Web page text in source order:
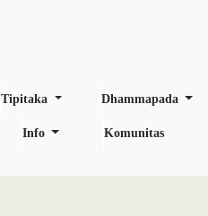
Tipitaka Dhammapada
Info Komunitas